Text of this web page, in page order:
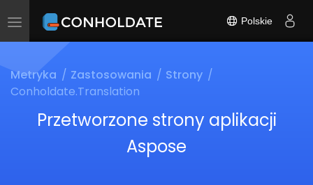
Toggle
Polskie
Metryka Zastosowania
Strony
Conholdate.Translation
Przetworzone strony aplikacji
Aspose